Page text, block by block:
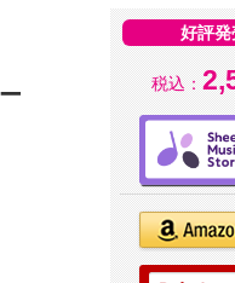
好評発
税込：